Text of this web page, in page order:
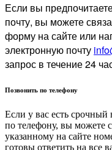
Если вы
почту, вы можете
форму на сайте или
электронную почту
запрос в течение 24
Позвонить по телефону
Если у вас есть срочный
по телефону, вы можете
указанному на сайте
готовы ответить на все